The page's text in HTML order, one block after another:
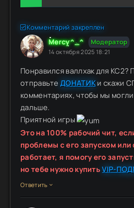
Комментарий закреплен
Mercy^_^ Модератор
14 октября 2025 18:21
Понравился валлхак для КС2?
отправьтеДОНАТИКи скажи
комментариях, чтобы мы
дальше.
Приятной игры
Это на 100% рабочий чит,
проблемы с его запуском или
работает, я помогу его
но тебе нужно купитьVIP-
Ответить